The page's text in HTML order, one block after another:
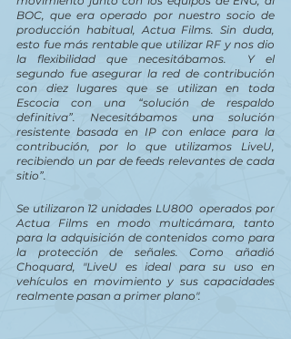
BOC, que era operado por nuestro socio de
producción habitual, Actua Films. Sin duda,
esto fue más rentable que utilizar RF y nos dio
la flexibilidad que necesitábamos.  Y el
segundo fue asegurar la red de contribución
con diez lugares que se utilizan en toda
Escocia con una “solución de respaldo
definitiva”. Necesitábamos una solución
resistente basada en IP con enlace para la
contribución, por lo que utilizamos LiveU,
recibiendo un par de feeds relevantes de cada
sitio”.
Se utilizaron 12 unidades LU800  operados por
Actua Films en modo multicámara, tanto
para la adquisición de contenidos como para
la protección de señales. Como añadió
Choquard, "LiveU es ideal para su uso en
vehículos en movimiento y sus capacidades
realmente pasan a primer plano".